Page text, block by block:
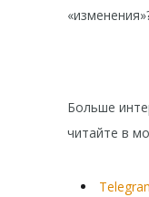
Больше
читайте в